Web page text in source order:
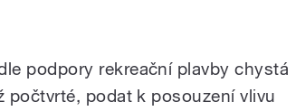
podpory rekreační plavby chystá
počtvrté, podat k posouzení vlivu